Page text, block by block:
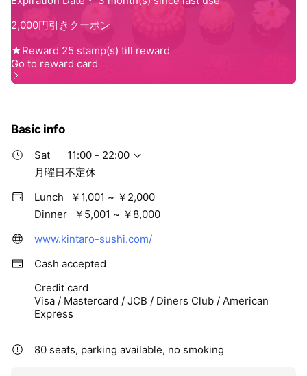
Basic info
Sat
11:00 - 22:00
月曜日不定休
Lunch
￥1,001 ~ ￥2,000
Dinner
￥5,001 ~ ￥8,000
www.kintaro-sushi.com/
Cash accepted
Credit card
Visa / Mastercard / JCB / Diners Club / American
Express
80 seats, parking available, no smoking